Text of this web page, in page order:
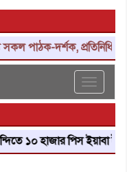
দর্শক, প্রতিনিধি,
Toggle
১০ হাজার পিস ইয়াবা